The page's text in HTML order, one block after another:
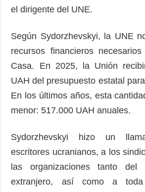
el dirigente del UNE.
Según Sydorzhevskyi, la UNE
recursos financieros
Casa. En 2025, la Unión
UAH del presupuesto estatal
En los últimos años, esta
menor: 517.000 UAH anuales.
Sydorzhevskyi hizo un
escritores ucranianos, a los
las organizaciones tanto
extranjero, así como a